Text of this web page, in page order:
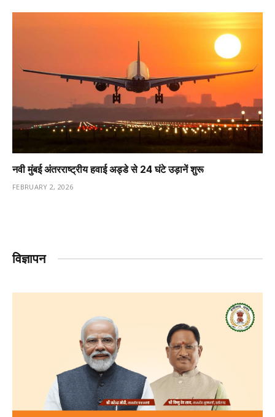
नवी मुंबई अंतरराष्ट्रीय हवाई अड्डे से 24 घंटे उड़ानें शुरू
FEBRUARY 2, 2026
विज्ञापन